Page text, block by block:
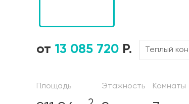
от 13 085 720 Р.
Площадь Этажность Комнаты